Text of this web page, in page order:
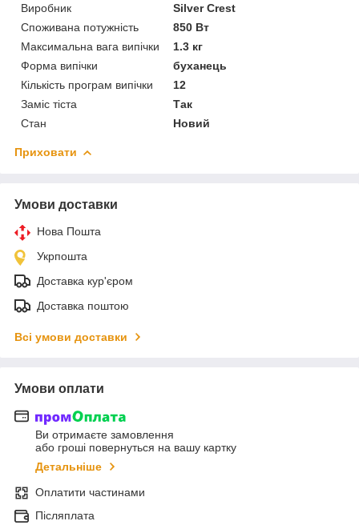
Виробник
Silver Crest
Споживана потужність
850 Вт
Максимальна вага випічки
1.3 кг
Форма випічки
буханець
Кількість програм випічки
12
Заміс тіста
Так
Стан
Новий
Приховати
Умови доставки
Нова Пошта
Укрпошта
Доставка кур'єром
Доставка поштою
Всі умови доставки
Умови оплати
Ви отримаєте замовлення
або гроші повернуться на вашу картку
Детальніше
Оплатити частинами
Післяплата